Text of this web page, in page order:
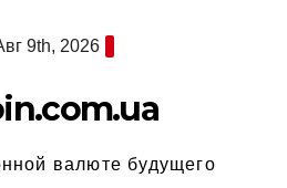
9th, 2026
валюте будущего